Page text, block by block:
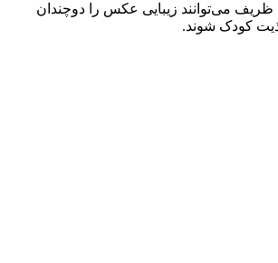
ظریف می‌توانند زیبایی عکس را دوچندان
اذیت کودک شوند.